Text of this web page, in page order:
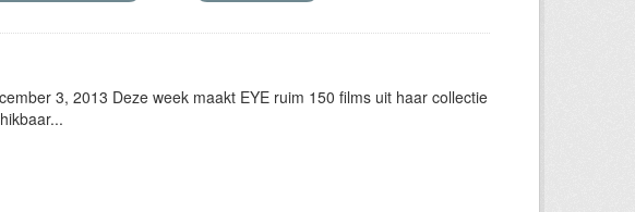
3, 2013 Deze week maakt EYE ruim 150 films uit haar collectie